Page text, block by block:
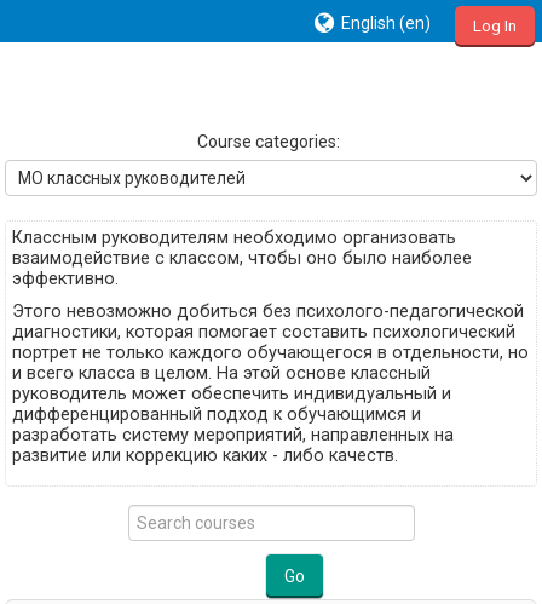
Log In
English ‎(en)‎
Course categories:
Классным руководителям необходимо организовать
взаимодействие с классом, чтобы оно было наиболее
эффективно.
Этого невозможно добиться без психолого-педагогической
диагностики, которая помогает составить психологический
портрет не только каждого обучающегося в отдельности, но
и всего класса в целом. На этой основе классный
руководитель может обеспечить индивидуальный и
дифференцированный подход к обучающимся и
разработать систему мероприятий, направленных на
развитие или коррекцию каких - либо качеств.
Search
courses
Go